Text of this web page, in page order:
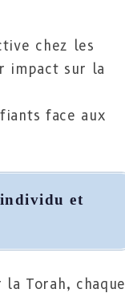
chez les
impact sur la
face aux
et
la Torah, chaque